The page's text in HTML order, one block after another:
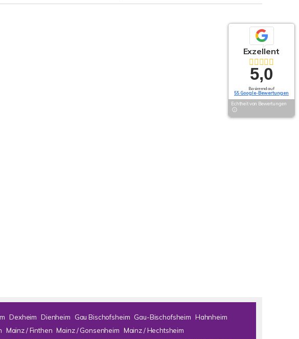
Dexheim Dienheim Gau Bischofsheim Gau-Bischofsheim Hahnheim
Mainz / Finthen Mainz / Gonsenheim Mainz / Hechtsheim
Exzellent
5,0
Basierend auf
55 Google-Bewertungen
Echtheit von Bewertungen